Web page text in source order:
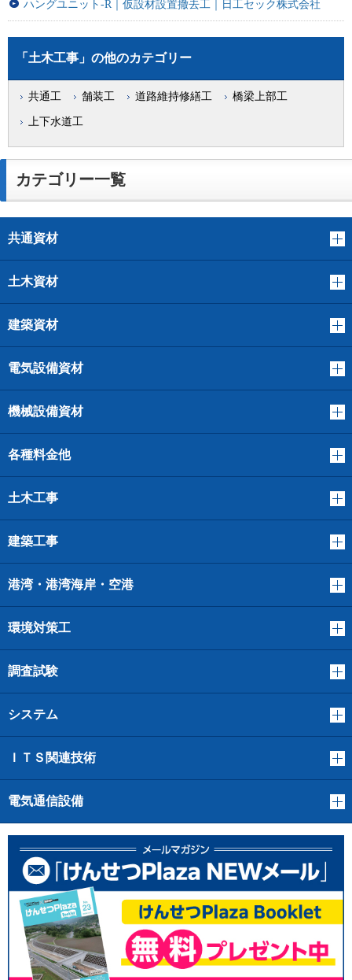
ハングユニット-R｜仮設材設置撤去工｜日工セック株式会社
「土木工事」の他のカテゴリー
共通工 舗装工 道路維持修繕工 橋梁上部工
上下水道工
カテゴリー一覧
共通資材
土木資材
建築資材
電気設備資材
機械設備資材
各種料金他
土木工事
建築工事
港湾・港湾海岸・空港
環境対策工
調査試験
システム
ＩＴＳ関連技術
電気通信設備